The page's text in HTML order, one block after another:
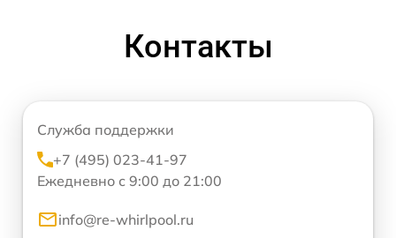
Контакты
Служба поддержки
+7 (495) 023-41-97
Ежедневно с 9:00 до 21:00
info@re-whirlpool.ru